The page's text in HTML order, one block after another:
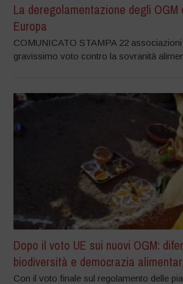
La deregolamentazione degli OGM
Europa
COMUNICATO STAMPA 22
gravissimo voto contro la sovranità
Dopo il voto UE sui nuovi OGM:
biodiversità e democrazia
Con il voto finale sul regolamento delle